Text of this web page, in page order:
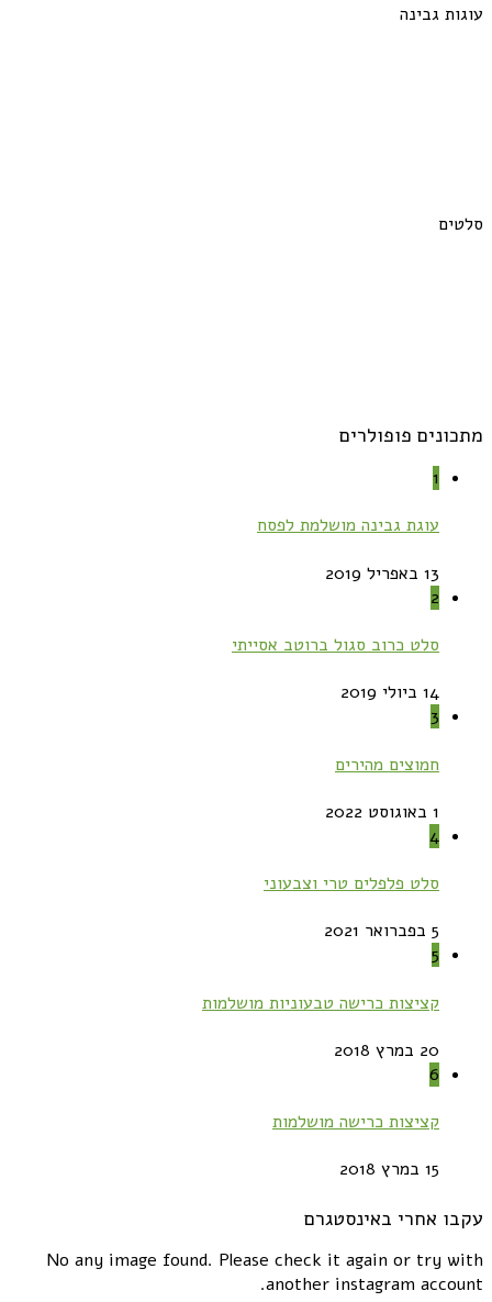
עוגות גבינה
סלטים
מתכונים פופולרים
1
עוגת גבינה מושלמת לפסח
13 באפריל 2019
2
סלט כרוב סגול ברוטב אסייתי
14 ביולי 2019
3
חמוצים מהירים
1 באוגוסט 2022
4
סלט פלפלים טרי וצבעוני
5 בפברואר 2021
5
קציצות כרישה טבעוניות מושלמות
20 במרץ 2018
6
קציצות כרישה מושלמות
15 במרץ 2018
עקבו אחרי באינסטגרם
No any image found. Please check it again or try with
another instagram account.